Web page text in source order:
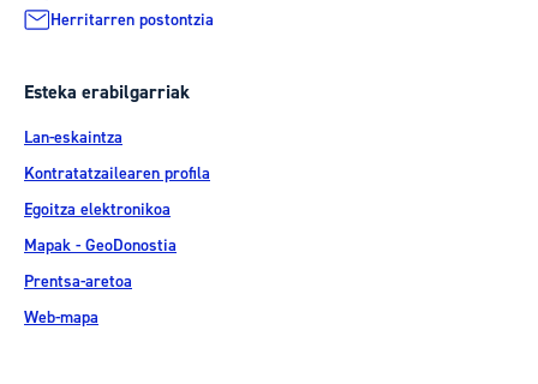
Herritarren postontzia
Esteka erabilgarriak
Lan-eskaintza
Kontratatzailearen profila
Egoitza elektronikoa
Mapak - GeoDonostia
Prentsa-aretoa
Web-mapa